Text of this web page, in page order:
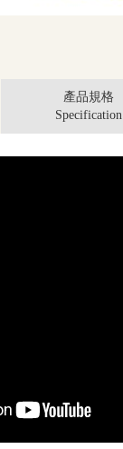
產品規格
Specification